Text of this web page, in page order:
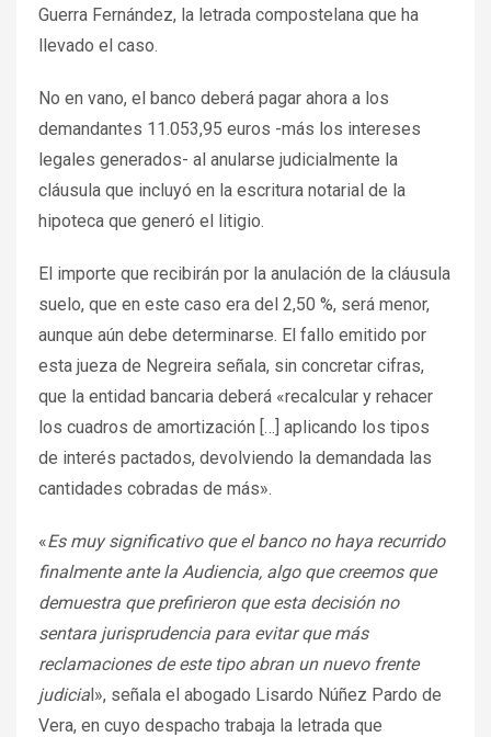
Guerra Fernández, la letrada compostelana que ha
llevado el caso.
No en vano, el banco deberá pagar ahora a los
demandantes 11.053,95 euros -más los intereses
legales generados- al anularse judicialmente la
cláusula que incluyó en la escritura notarial de la
hipoteca que generó el litigio.
El importe que recibirán por la anulación de la cláusula
suelo, que en este caso era del 2,50 %, será menor,
aunque aún debe determinarse. El fallo emitido por
esta jueza de Negreira señala, sin concretar cifras,
que la entidad bancaria deberá «recalcular y rehacer
los cuadros de amortización […] aplicando los tipos
de interés pactados, devolviendo la demandada las
cantidades cobradas de más».
«Es muy significativo que el banco no haya recurrido
finalmente ante la Audiencia, algo que creemos que
demuestra que prefirieron que esta decisión no
sentara jurisprudencia para evitar que más
reclamaciones de este tipo abran un nuevo frente
judicia l», señala el abogado Lisardo Núñez Pardo de
Vera, en cuyo despacho trabaja la letrada que